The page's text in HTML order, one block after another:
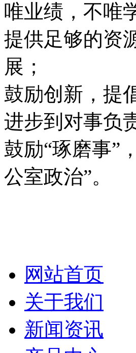
唯业绩，不唯
提供足够的资
展；
鼓励创新，提
进步到对事负
鼓励“琢磨事”
公室政治”。
网站首页
关于我们
新闻资讯